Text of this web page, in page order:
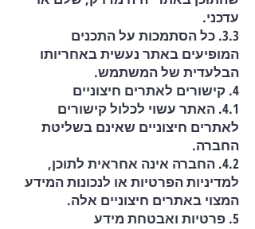
עדכני.
3.3. כל הסתמכות על התכנים
המופיעים באתר נעשית באחריותו
הבלעדית של המשתמש.
4. קישורים לאתרים חיצוניים
4.1. האתר עשוי לכלול קישורים
לאתרים חיצוניים שאינם בשליטת
החברה.
4.2. החברה אינה אחראית לתוכן,
למדיניות הפרטיות או לנכונות המידע
המצוי באתרים חיצוניים אלה.
5. פרטיות ואבטחת מידע